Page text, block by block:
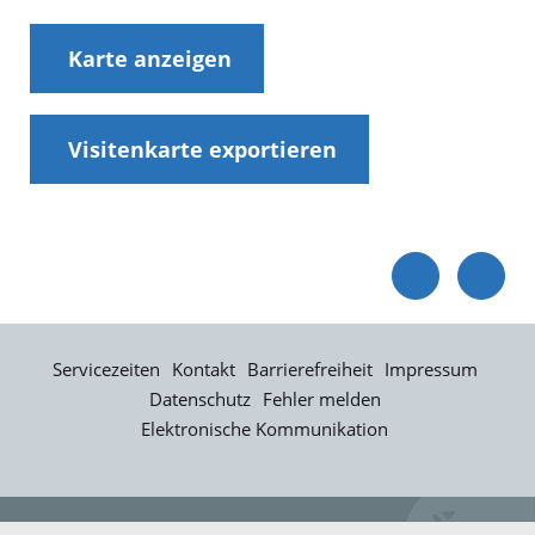
Karte anzeigen
Visitenkarte exportieren
Servicezeiten Kontakt Barrierefreiheit Impressum
Datenschutz Fehler melden
Elektronische Kommunikation